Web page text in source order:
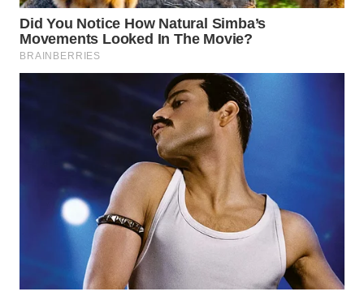
WISATA
LAPAK
KONSUMEN
LISTRIK
MASYARAKAT
KELISTRIKAN
WALINKI